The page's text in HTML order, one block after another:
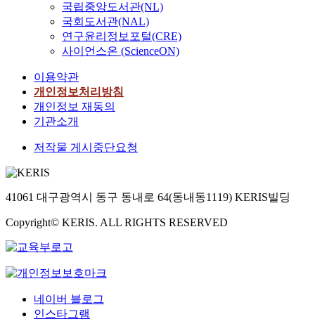
국립중앙도서관(NL)
국회도서관(NAL)
연구윤리정보포털(CRE)
사이언스온 (ScienceON)
이용약관
개인정보처리방침
개인정보 재동의
기관소개
저작물 게시중단요청
41061 대구광역시 동구 동내로 64(동내동1119) KERIS빌딩
Copyright© KERIS. ALL RIGHTS RESERVED
네이버 블로그
인스타그램